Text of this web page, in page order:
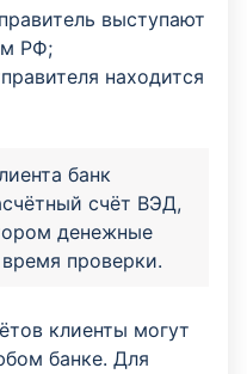
выступают
РФ;
находится
банк
счёт ВЭД,
денежные
проверки.
клиенты могут
банке. Для